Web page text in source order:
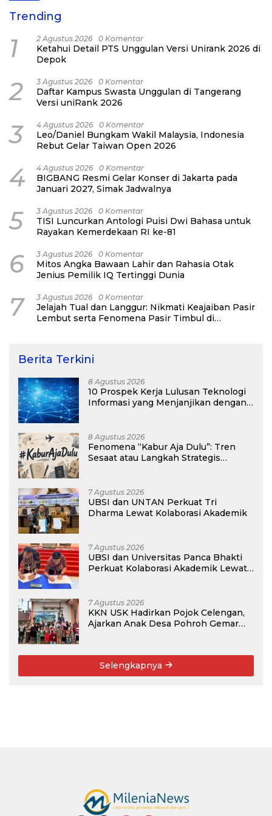
Trending
1 2 Agustus 2026 0 Komentar
Ketahui Detail PTS Unggulan Versi Unirank 2026 di
Depok
2 3 Agustus 2026 0 Komentar
Daftar Kampus Swasta Unggulan di Tangerang
Versi uniRank 2026
3 4 Agustus 2026 0 Komentar
Leo/Daniel Bungkam Wakil Malaysia, Indonesia
Rebut Gelar Taiwan Open 2026
4 4 Agustus 2026 0 Komentar
BIGBANG Resmi Gelar Konser di Jakarta pada
Januari 2027, Simak Jadwalnya
5 3 Agustus 2026 0 Komentar
TISI Luncurkan Antologi Puisi Dwi Bahasa untuk
Rayakan Kemerdekaan RI ke-81
6 3 Agustus 2026 0 Komentar
Mitos Angka Bawaan Lahir dan Rahasia Otak
Jenius Pemilik IQ Tertinggi Dunia
7 3 Agustus 2026 0 Komentar
Jelajah Tual dan Langgur: Nikmati Keajaiban Pasir
Lembut serta Fenomena Pasir Timbul di
Berita Terkini
8 Agustus 2026
10 Prospek Kerja Lulusan Teknologi
Informasi yang Menjanjikan dengan
8 Agustus 2026
Fenomena “Kabur Aja Dulu”: Tren
Sesaat atau Langkah Strategis
7 Agustus 2026
UBSI dan UNTAN Perkuat Tri
Dharma Lewat Kolaborasi Akademik
7 Agustus 2026
UBSI dan Universitas Panca Bhakti
Perkuat Kolaborasi Akademik Lewat
7 Agustus 2026
KKN USK Hadirkan Pojok Celengan,
Ajarkan Anak Desa Pohroh Gemar
Selengkapnya